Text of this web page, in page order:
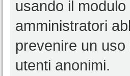
usando il
amministratori
prevenire un
utenti anonimi.